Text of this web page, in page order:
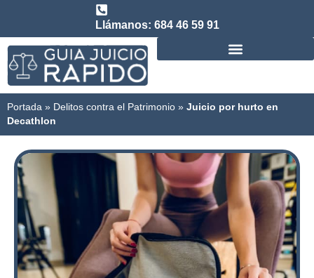
Llámanos: 684 46 59 91
Portada » Delitos contra el Patrimonio » Juicio por hurto en
Decathlon